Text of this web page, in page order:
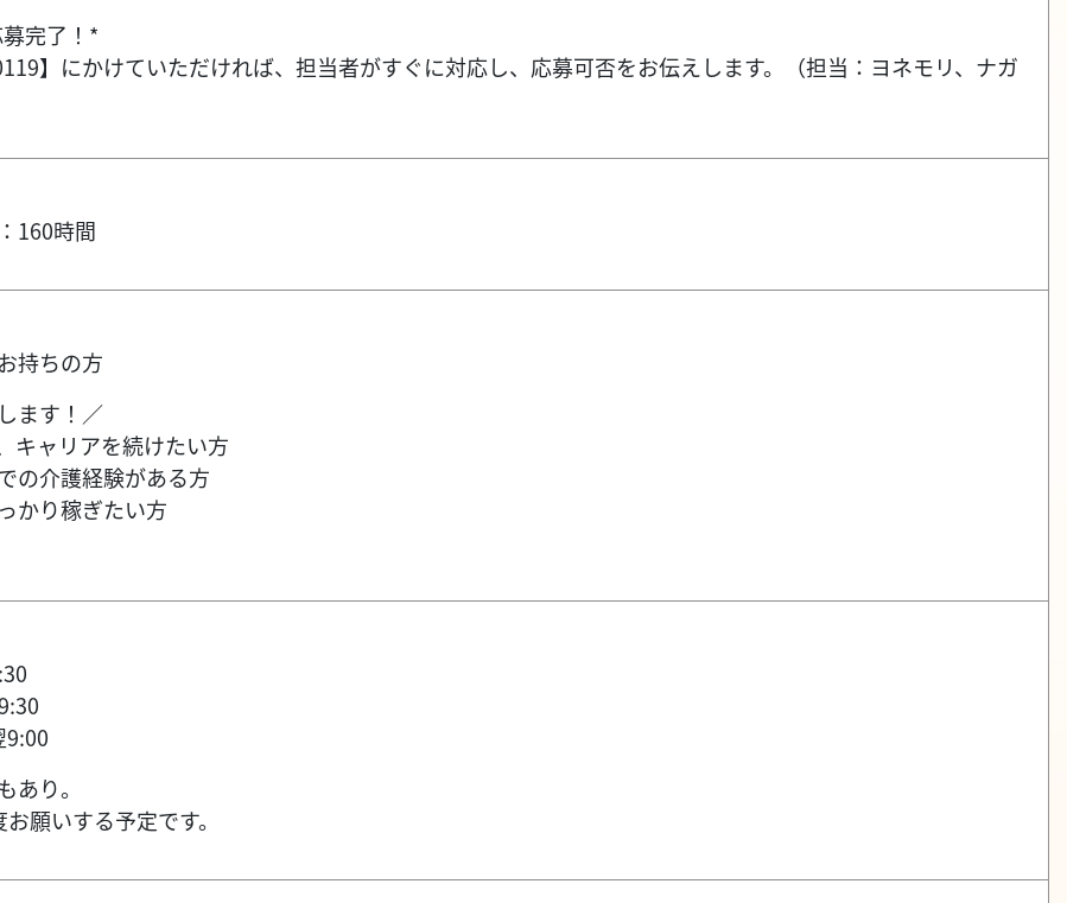
完了！*
】にかけていただければ、担当者がすぐに対応し、応募可否をお伝えします。（担当：ヨネモリ、ナガ
160時間
持ちの方
ます！／
キャリアを続けたい方
の介護経験がある方
かり稼ぎたい方
9:00
り。
願いする予定です。